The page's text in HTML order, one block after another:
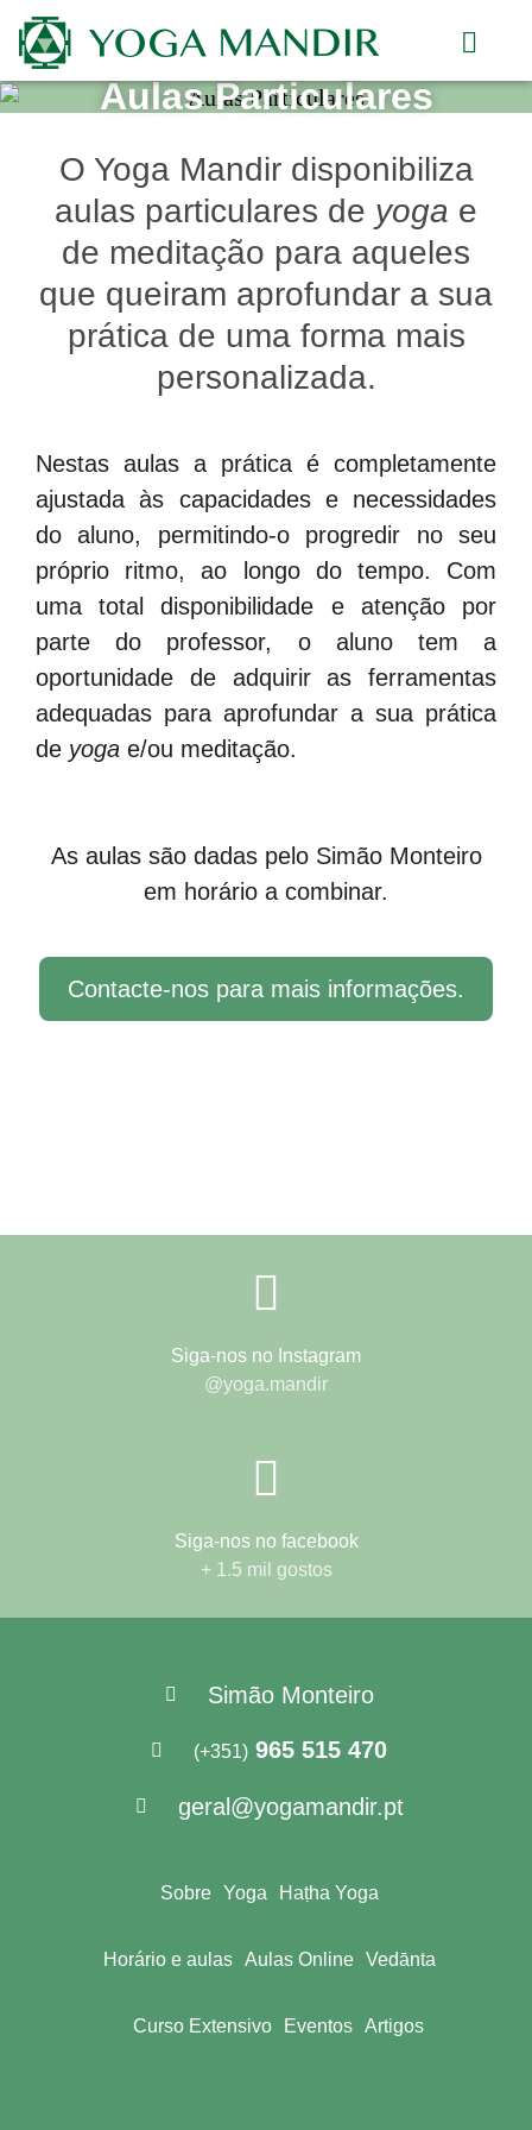
Aulas Particulares
O Yoga Mandir disponibiliza
aulas particulares de yoga e
de meditação para aqueles
que queiram aprofundar a sua
prática de uma forma mais
personalizada.
Nestas aulas a prática é completamente
ajustada às capacidades e necessidades
do aluno, permitindo-o progredir no seu
próprio ritmo, ao longo do tempo. Com
uma total disponibilidade e atenção por
parte do professor, o aluno tem a
oportunidade de adquirir as ferramentas
adequadas para aprofundar a sua prática
de yoga e/ou meditação.
As aulas são dadas pelo Simão Monteiro
em horário a combinar.
Contacte-nos para mais informações.
Siga-nos no Instagram
@yoga.mandir
Siga-nos no facebook
+ 1.5 mil gostos
Simão Monteiro
(+351) 965 515 470
geral@yogamandir.pt
Sobre Yoga Haṭha Yoga
Horário e aulas Aulas Online Vedānta
Curso Extensivo Eventos Artigos